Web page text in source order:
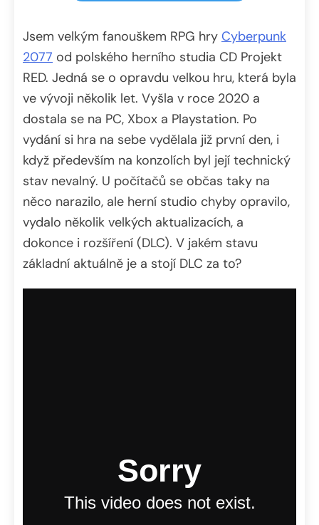
Jsem velkým fanouškem RPG hry Cyberpunk
2077 od polského herního studia CD Projekt
RED. Jedná se o opravdu velkou hru, která byla
ve vývoji několik let. Vyšla v roce 2020 a
dostala se na PC, Xbox a Playstation. Po
vydání si hra na sebe vydělala již první den, i
když především na konzolích byl její technický
stav nevalný. U počítačů se občas taky na
něco narazilo, ale herní studio chyby opravilo,
vydalo několik velkých aktualizacích, a
dokonce i rozšíření (DLC). V jakém stavu
základní aktuálně je a stojí DLC za to?